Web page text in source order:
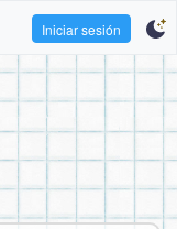
Iniciar sesión